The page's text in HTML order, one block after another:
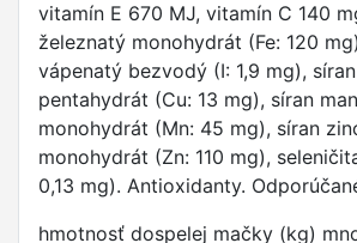
vitamín E 670 MJ, vitamín C 140
železnatý monohydrát (Fe: 120
vápenatý bezvodý (I: 1,9 mg),
pentahydrát (Cu: 13 mg), síran
monohydrát (Mn: 45 mg), síran
monohydrát (Zn: 110 mg),
0,13 mg). Antioxidanty.
hmotnosť dospelej mačky (kg)